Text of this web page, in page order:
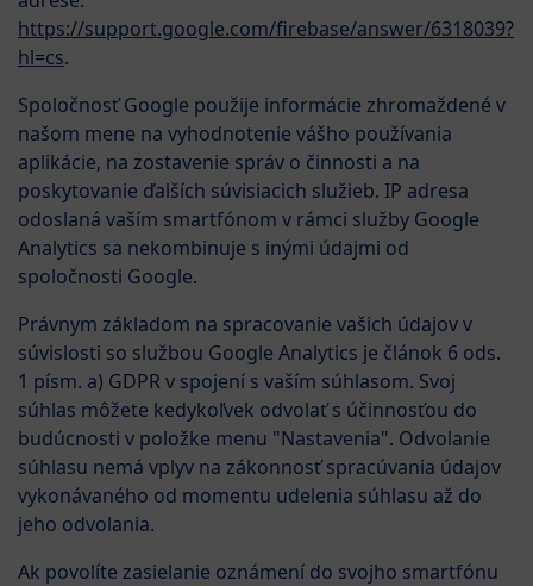
https://support.google.com/firebase/answer/6318039?
hl=cs.
Spoločnosť Google použije informácie zhromaždené v
našom mene na vyhodnotenie vášho používania
aplikácie, na zostavenie správ o činnosti a na
poskytovanie ďalších súvisiacich služieb. IP adresa
odoslaná vaším smartfónom v rámci služby Google
Analytics sa nekombinuje s inými údajmi od
spoločnosti Google.
Právnym základom na spracovanie vašich údajov v
súvislosti so službou Google Analytics je článok 6 ods.
1 písm. a) GDPR v spojení s vaším súhlasom. Svoj
súhlas môžete kedykoľvek odvolať s účinnosťou do
budúcnosti v položke menu "Nastavenia". Odvolanie
súhlasu nemá vplyv na zákonnosť spracúvania údajov
vykonávaného od momentu udelenia súhlasu až do
jeho odvolania.
Ak povolíte zasielanie oznámení do svojho smartfónu